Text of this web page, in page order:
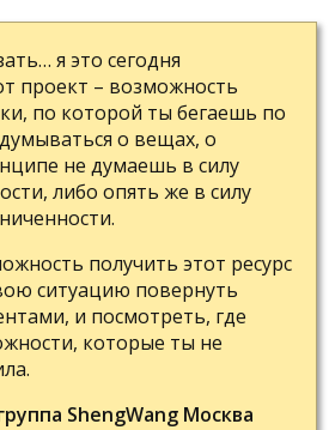
я это сегодня
проект – возможность
по которой ты бегаешь по
о вещах, о
не думаешь в силу
либо опять же в силу
получить этот ресурс
ситуацию повернуть
и посмотреть, где
которые ты не
ShengWang Москва